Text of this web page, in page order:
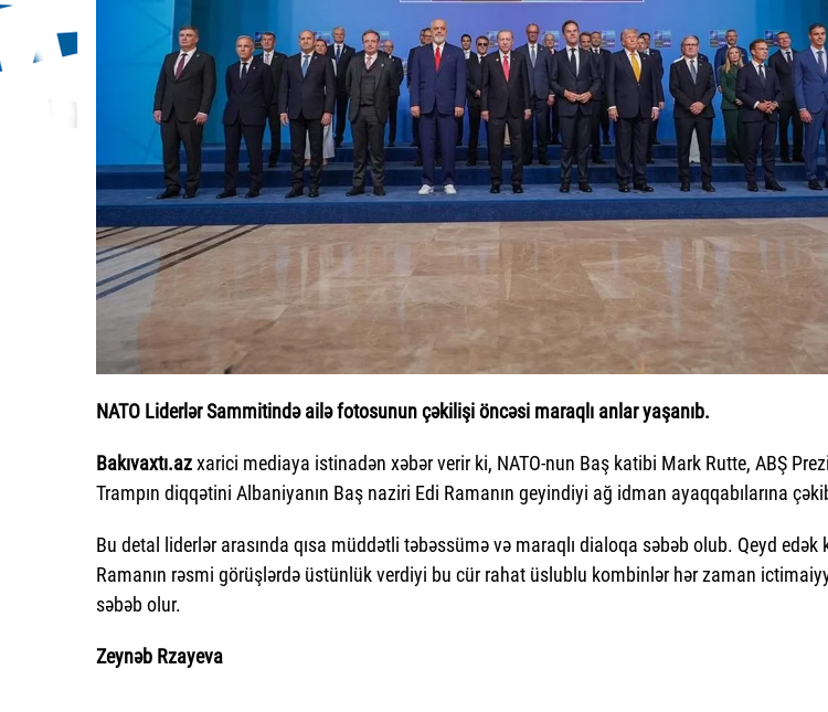
NATO Liderlər Sammitində ailə fotosunun çəkilişi öncəsi maraqlı anlar yaşanıb.
Bakıvaxtı.azxarici mediaya istinadən xəbər verir ki, NATO-nun Baş katibi Mark Rutte, ABŞ
Trampın diqqətini Albaniyanın Baş naziri Edi Ramanın geyindiyi ağ idman ayaqqabılarına
Bu detal liderlər arasında qısa müddətli təbəssümə və maraqlı dialoqa səbəb olub. Qeyd edək
Ramanın rəsmi görüşlərdə üstünlük verdiyi bu cür rahat üslublu kombinlər hər zaman
səbəb olur.
Zeynəb Rzayeva